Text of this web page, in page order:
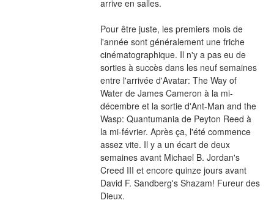
arrive en salles.
Pour être juste, les premiers mois de
l'année sont généralement une friche
cinématographique. Il n'y a pas eu de
sorties à succès dans les neuf semaines
entre l'arrivée d'Avatar: The Way of
Water de James Cameron à la mi-
décembre et la sortie d'Ant-Man and the
Wasp: Quantumania de Peyton Reed à
la mi-février. Après ça, l'été commence
assez vite. Il y a un écart de deux
semaines avant Michael B. Jordan's
Creed III et encore quinze jours avant
David F. Sandberg's Shazam! Fureur des
Dieux.